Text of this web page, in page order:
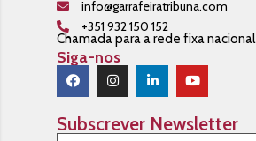
info@garrafeiratribuna.com
+351 932 150 152
Chamada para a rede fixa nacional
Siga-nos
Subscrever Newsletter